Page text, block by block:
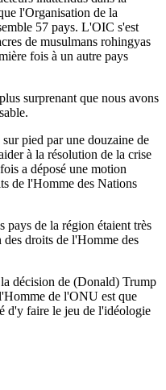
l'Organisation de la
57 pays. L'OIC s'est
de musulmans rohingyas
fois à un autre pays
surprenant que nous avons
pied par une douzaine de
à la résolution de la crise
a déposé une motion
de l'Homme des Nations
pays de la région étaient très
des droits de l'Homme des
décision de (Donald) Trump
de l'ONU est que
d'y faire le jeu de l'idéologie